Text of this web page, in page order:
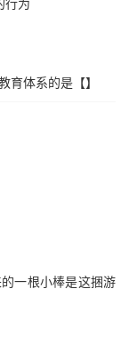
行为
育体系的是【】
一根小棒是这捆游